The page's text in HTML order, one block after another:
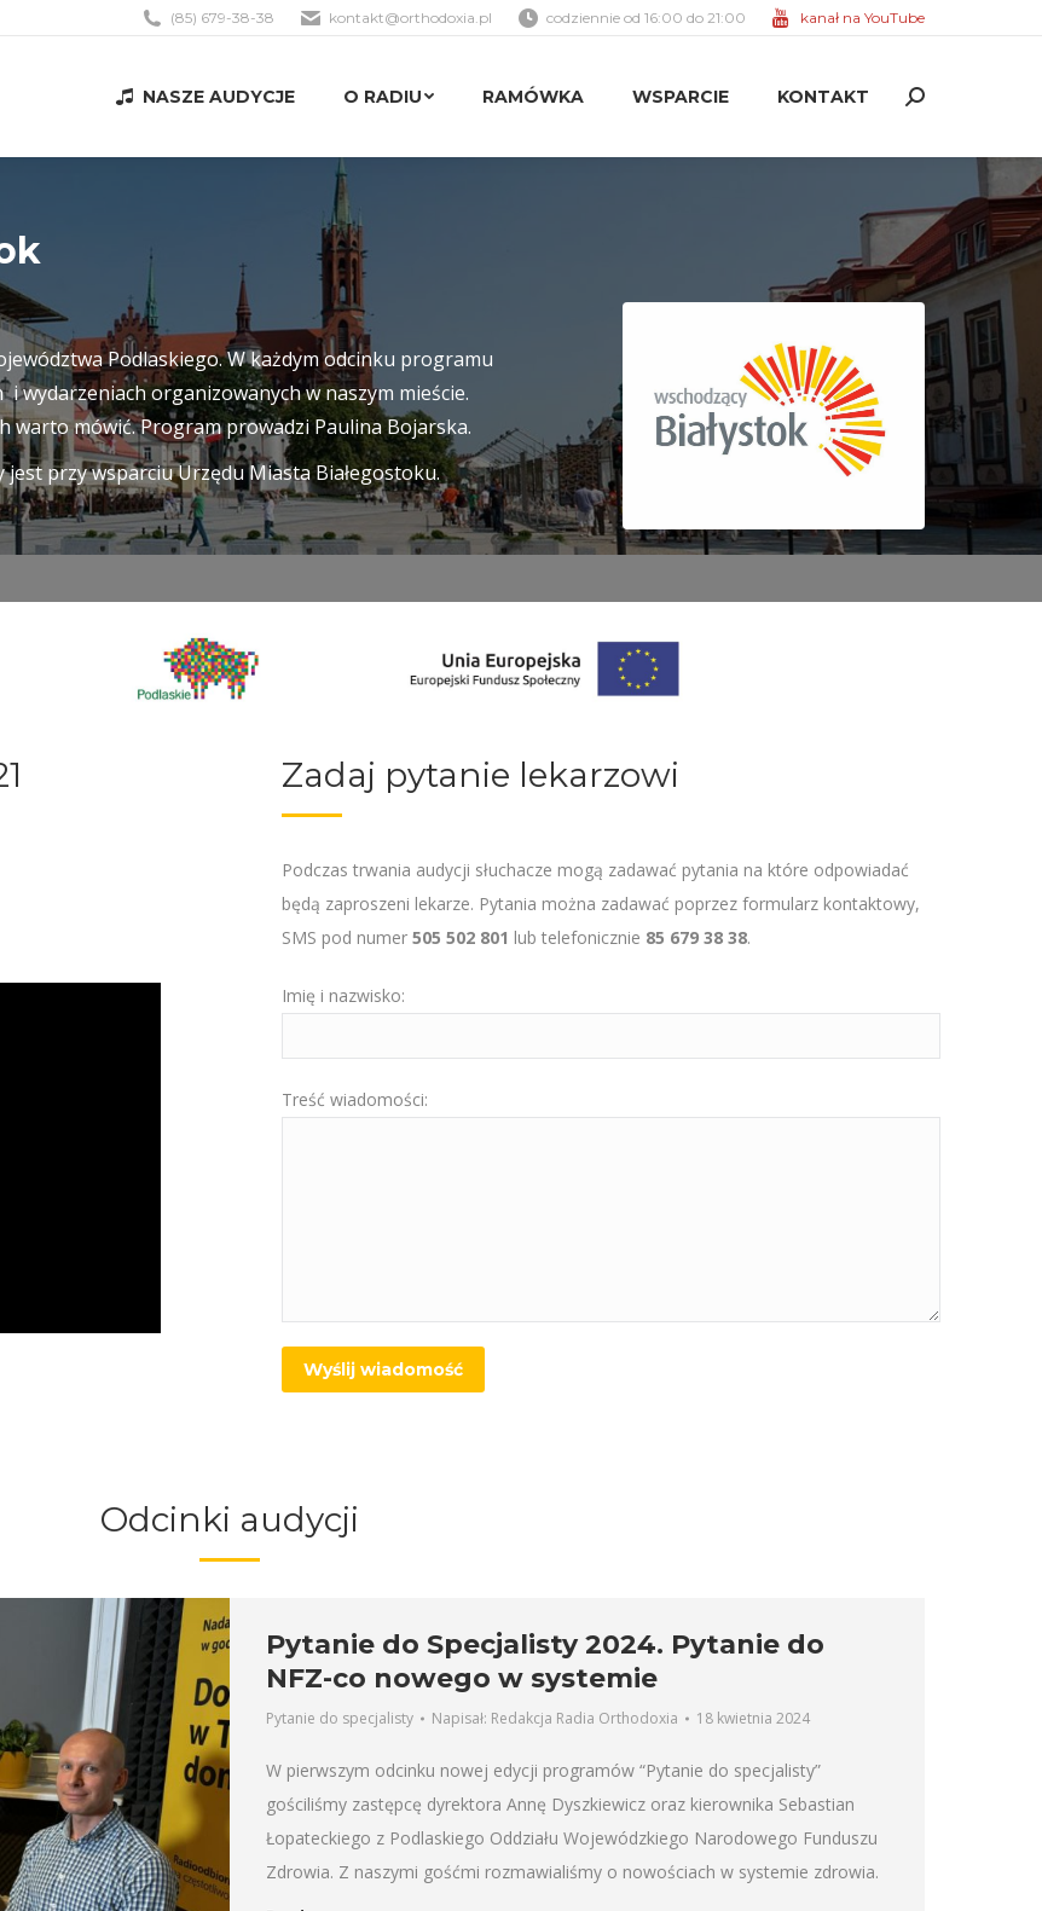
(85) 679-38-38 kontakt@orthodoxia.pl codziennie od 16:00 do 21:00 kanał na YouTube
NASZE AUDYCJE O RADIU RAMÓWKA WSPARCIE KONTAKT Search:
Podlaskiego. W każdym odcinku programu
wydarzeniach organizowanych w naszym mieście.
warto mówić. Program prowadzi Paulina Bojarska.
jest przy wsparciu Urzędu Miasta Białegostoku.
Zadaj pytanie lekarzowi
Podczas trwania audycji słuchacze mogą zadawać pytania na które odpowiadać
będą zaproszeni lekarze. Pytania można zadawać poprzez formularz kontaktowy,
SMS pod numer 505 502 801 lub telefonicznie 85 679 38 38.
Imię i nazwisko:
Treść wiadomości:
Odcinki audycji
Pytanie do Specjalisty 2024. Pytanie do
NFZ-co nowego w systemie
Pytanie do specjalisty Napisał: Redakcja Radia Orthodoxia 18 kwietnia 2024
W pierwszym odcinku nowej edycji programów “Pytanie do specjalisty”
gościliśmy zastępcę dyrektora Annę Dyszkiewicz oraz kierownika Sebastian
Łopateckiego z Podlaskiego Oddziału Wojewódzkiego Narodowego Funduszu
Zdrowia. Z naszymi gośćmi rozmawialiśmy o nowościach w systemie zdrowia.